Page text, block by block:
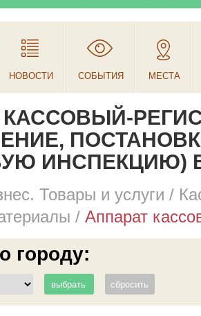
НОВОСТИ СОБЫТИЯ МЕСТА
КАССОВЫЙ-
ИНСПЕКЦИЮ)
Товары и услуги /
/Аппарат
городу: